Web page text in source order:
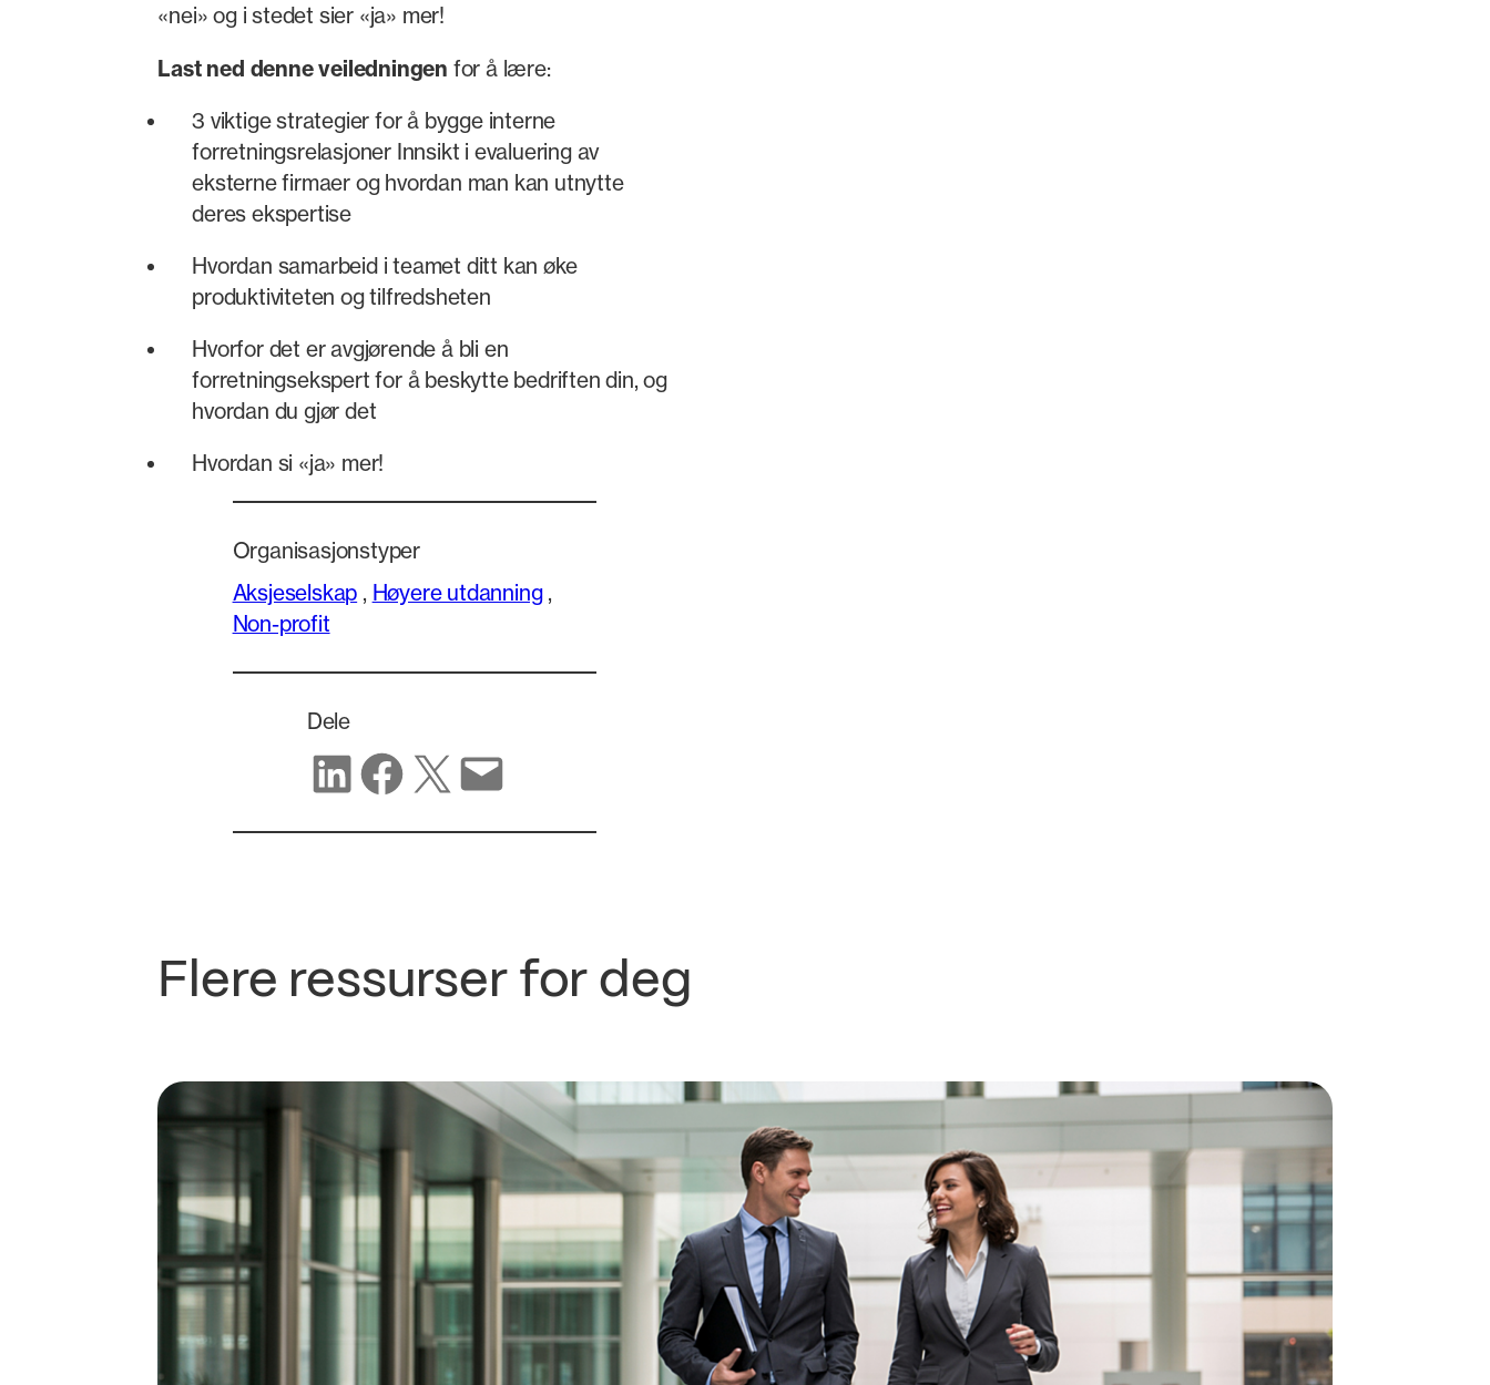
«nei» og i stedet sier «ja» mer!
Last ned denne veiledningen for å lære:
3 viktige strategier for å bygge interne
forretningsrelasjoner Innsikt i evaluering av
eksterne firmaer og hvordan man kan utnytte
deres ekspertise
Hvordan samarbeid i teamet ditt kan øke
produktiviteten og tilfredsheten
Hvorfor det er avgjørende å bli en
forretningsekspert for å beskytte bedriften din, og
hvordan du gjør det
Hvordan si «ja» mer!
Organisasjonstyper
Aksjeselskap , Høyere utdanning ,
Non-profit
Dele
Del på LinkedIn Del på Facebook Del på X Del via e-post
Flere ressurser for deg